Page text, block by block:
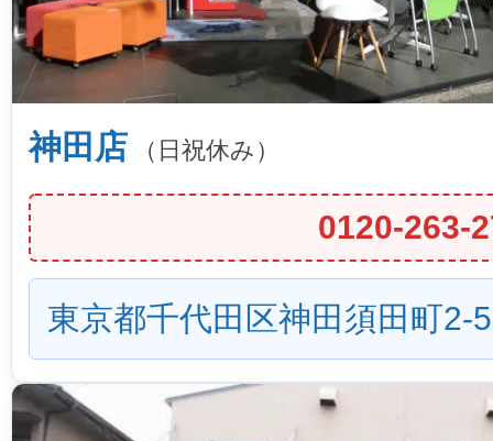
神田店 （日祝休み）
0120-263-
東京都千代田区神田須田町2-